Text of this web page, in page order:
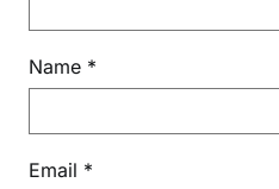
Name *
Email *